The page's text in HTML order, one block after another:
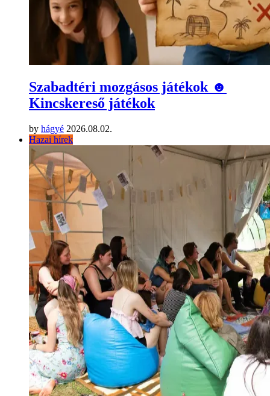
Szabadtéri mozgásos játékok ☻
Kincskereső játékok
by hágyé 2026.08.02.
Hazai hírek